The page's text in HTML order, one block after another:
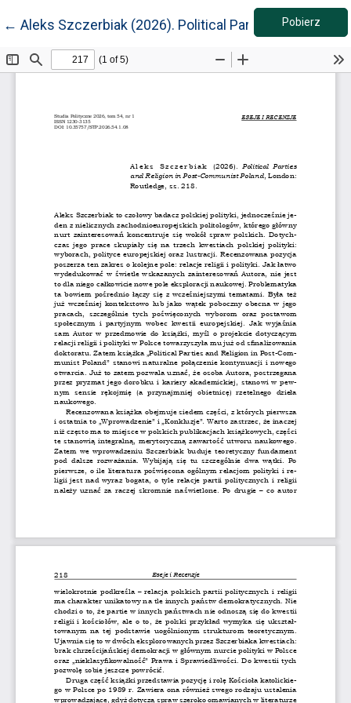
← Wróć do szczegółów artykułu
Aleks Szczerbiak (2026). Political Parties andPobierz